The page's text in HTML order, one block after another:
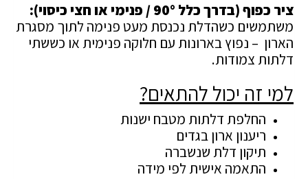
ציר כפוף (בדרך כלל 90° / פנימי או חצי כיסוי):
משתמשים כשהדלת נכנסת מעט פנימה לתוך מסגרת
הארון – נפוץ בארונות עם חלוקה פנימית או כששתי
דלתות צמודות.
למי זה יכול להתאים?
החלפת דלתות מטבח ישנות
ריענון ארון בגדים
תיקון דלת שנשברה
התאמה אישית לפי מידה